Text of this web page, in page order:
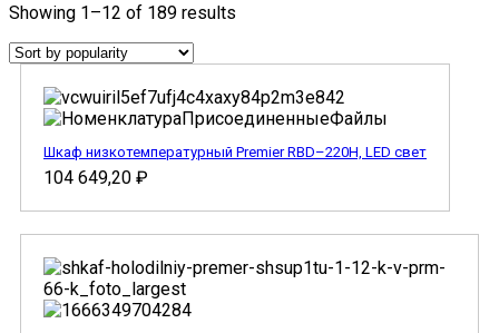
Showing 1–12 of 189 results
Шкаф низкотемпературный Premier RBD–220H, LED свет
104 649,20 ₽